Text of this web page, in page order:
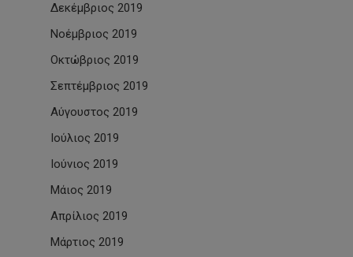
Δεκέμβριος 2019
Νοέμβριος 2019
Οκτώβριος 2019
Σεπτέμβριος 2019
Αύγουστος 2019
Ιούλιος 2019
Ιούνιος 2019
Μάιος 2019
Απρίλιος 2019
Μάρτιος 2019